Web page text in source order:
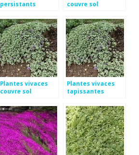
persistants
couvre sol
Plantes vivaces
couvre sol
Plantes vivaces
tapissantes